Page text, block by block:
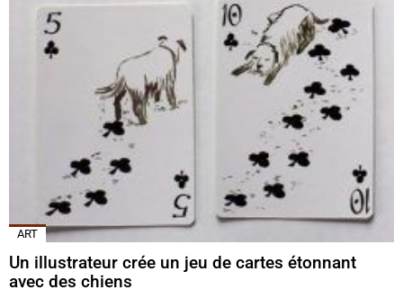
ART
Un illustrateur crée un jeu de cartes étonnant
avec des chiens